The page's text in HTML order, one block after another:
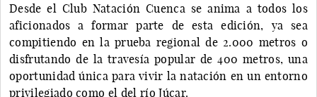
Desde el Club Natación Cuenca se anima a todos los
aficionados a formar parte de esta edición, ya sea
compitiendo en la prueba regional de 2.000 metros o
disfrutando de la travesía popular de 400 metros, una
oportunidad única para vivir la natación en un entorno
privilegiado como el del río Júcar.